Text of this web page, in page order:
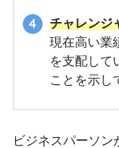
チャレンジ
現在高い業
を支配して
ことを示し
ビジネスパーソン